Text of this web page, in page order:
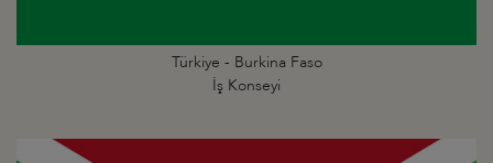
Türkiye - Burkina Faso
İş Konseyi